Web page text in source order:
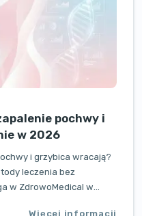
pochwy i
w 2026
i grzybica wracają?
leczenia bez
w ZdrowoMedical w
Więcej informacji